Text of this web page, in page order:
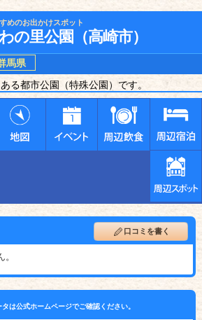
めのお出かけスポット
の里公園（高崎市）
馬県
る都市公園（特殊公園）です。
口コミを書く
は公式ホームページでご確認ください。